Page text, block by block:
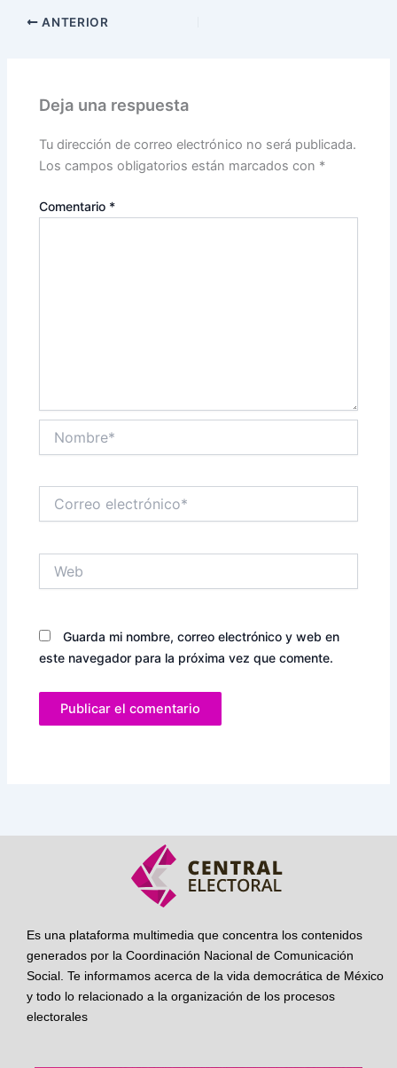
ANTERIOR
Deja una respuesta
Tu dirección de correo electrónico no será publicada.
Los campos obligatorios están marcados con *
Comentario *
electrónico*
Guarda mi nombre, correo electrónico y web en
este navegador para la próxima vez que comente.
Es una plataforma multimedia que concentra los contenidos
generados por la Coordinación Nacional de Comunicación
Social. Te informamos acerca de la vida democrática de México
y todo lo relacionado a la organización de los procesos
electorales